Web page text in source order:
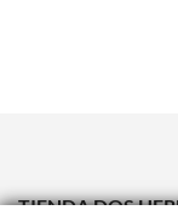
TIENDA DOS